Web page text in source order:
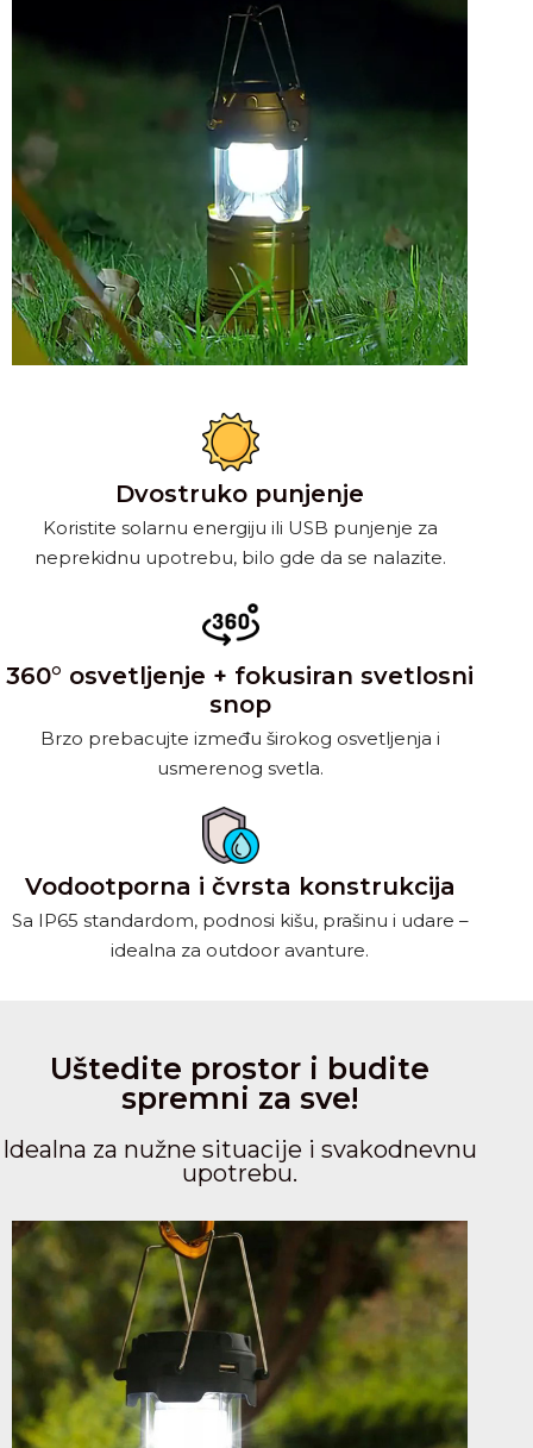
Dvostruko punjenje
Koristite solarnu energiju ili USB punjenje za
neprekidnu upotrebu, bilo gde da se nalazite.
360° osvetljenje + fokusiran svetlosni
snop
Brzo prebacujte između širokog osvetljenja i
usmerenog svetla.
Vodootporna i čvrsta konstrukcija
Sa IP65 standardom, podnosi kišu, prašinu i udare –
idealna za outdoor avanture.
Uštedite prostor i budite
spremni za sve!
Idealna za nužne situacije i svakodnevnu
upotrebu.